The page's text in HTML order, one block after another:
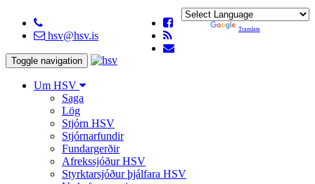
hsv@hsv.is
Translate
Toggle navigation
Um HSV
Saga
Lög
Stjórn HSV
Stjórnarfundir
Fundargerðir
Afrekssjóður HSV
Styrktarsjóður þjálfara HSV